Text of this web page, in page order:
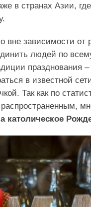
в странах Азии,
вне зависимости от
людей по
празднования
в известной
Так как по
католическое